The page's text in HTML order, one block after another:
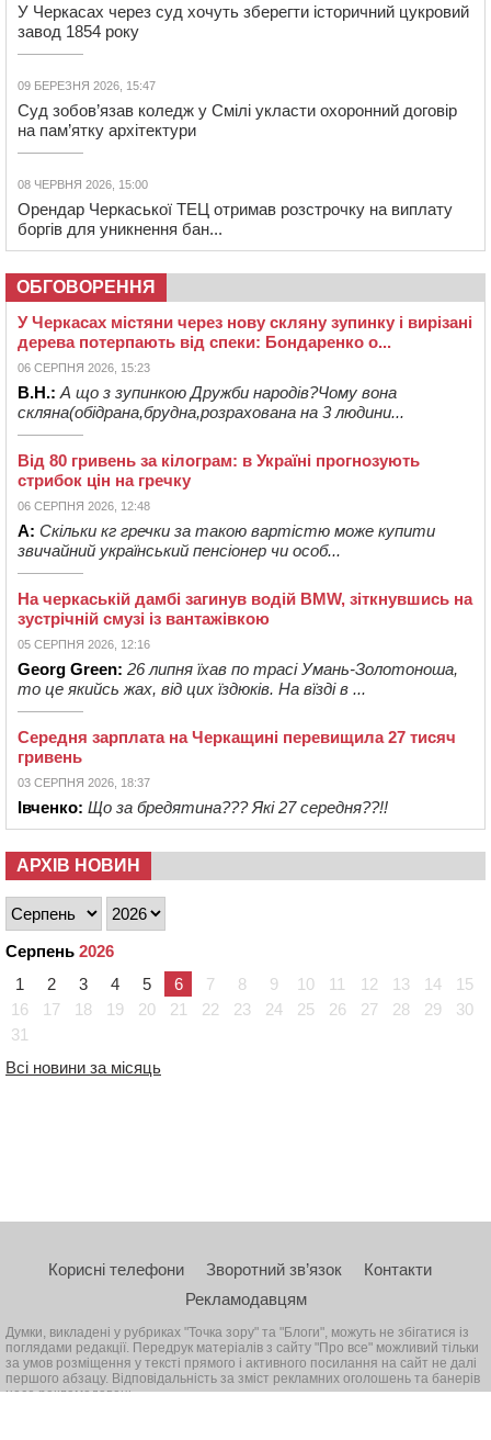
У Черкасах через суд хочуть зберегти історичний цукровий
завод 1854 року
09 БЕРЕЗНЯ 2026, 15:47
Суд зобов’язав коледж у Смілі укласти охоронний договір
на пам’ятку архітектури
08 ЧЕРВНЯ 2026, 15:00
Орендар Черкаської ТЕЦ отримав розстрочку на виплату
боргів для уникнення бан...
ОБГОВОРЕННЯ
У Черкасах містяни через нову скляну зупинку і вирізані
дерева потерпають від спеки: Бондаренко о...
06 СЕРПНЯ 2026, 15:23
В.Н.: А що з зупинкою Дружби народів?Чому вона
скляна(обідрана,брудна,розрахована на 3 людини...
Від 80 гривень за кілограм: в Україні прогнозують
стрибок цін на гречку
06 СЕРПНЯ 2026, 12:48
А: Скільки кг гречки за такою вартістю може купити
звичайний український пенсіонер чи особ...
На черкаській дамбі загинув водій BMW, зіткнувшись на
зустрічній смузі із вантажівкою
05 СЕРПНЯ 2026, 12:16
Georg Green: 26 липня їхав по трасі Умань-Золотоноша,
то це якийсь жах, від цих їздюків. На вїзді в ...
Середня зарплата на Черкащині перевищила 27 тисяч
гривень
03 СЕРПНЯ 2026, 18:37
Івченко: Що за бредятина??? Які 27 середня??!!
АРХІВ НОВИН
Серпень 2026
1
2 3 4 5 6 7 8 9 10 11 12 13 14
15
16
17 18 19 20 21 22 23 24 25 26 27 28 29
30
31
Всі новини за місяць
Корисні телефони Зворотний зв’язок
Контакти
Рекламодавцям
Думки, викладені у рубриках "Точка зору" та "Блоги", можуть не збігатися із
поглядами редакції. Передрук матеріалів з сайту "Про все" можливий тільки
за умов розміщення у тексті прямого і активного посилання на сайт не далі
першого абзацу. Відповідальність за зміст рекламних оголошень та банерів
несе рекламодавець